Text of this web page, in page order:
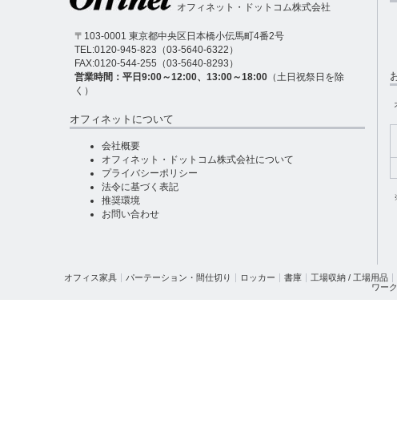
オフィネット・ドットコム株式会社
〒103-0001 東京都中央区日本橋小伝馬町4番2号
TEL:0120-945-823 （03-5640-6322 ）
FAX:0120-544-255（03-5640-8293）
営業時間：平日9:00～12:00、13:00～18:00 （土日祝祭日を除
く）
オフィネットについて
会社概要
オフィネット・ドットコム株式会社について
プライバシーポリシー
法令に基づく表記
推奨環境
お問い合わせ
オフィス家具 パーテーション・間仕切り ロッカー 書庫 工場収納 / 工場用品
ワー